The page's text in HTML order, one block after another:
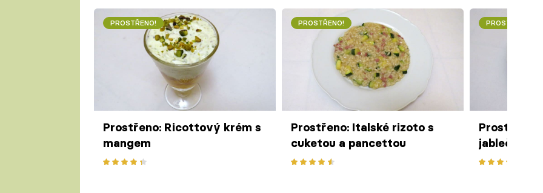
PROSTŘENO!
Prostřeno: Ricottový krém s
mangem
PROSTŘENO!
Prostřeno: Italské rizoto s
cuketou a pancettou
PROSTŘENO!
Prostřeno:
jablečná
vlašskými